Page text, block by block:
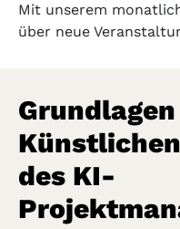
Mit unserem
über neue
des KI-